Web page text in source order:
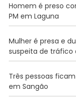
Homem é preso
PM em Laguna
Mulher é presa e
suspeita de tráfico
Três pessoas
em Sangão